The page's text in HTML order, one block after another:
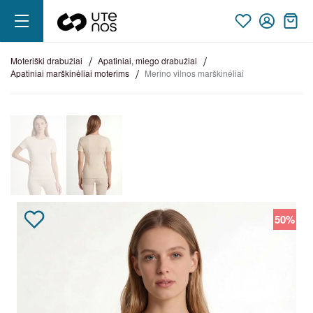
moteriški drabužiai
apatiniai, miego drabužiai
apatiniai marškinėliai moterims
merino vilnos marškinėliai
50%